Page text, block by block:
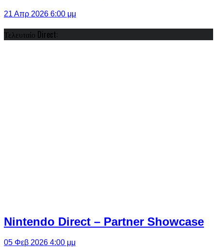
21 Απρ 2026 6:00 μμ
Τελευταίο Direct:
Nintendo Direct – Partner Showcase
05 Φεβ 2026 4:00 μμ